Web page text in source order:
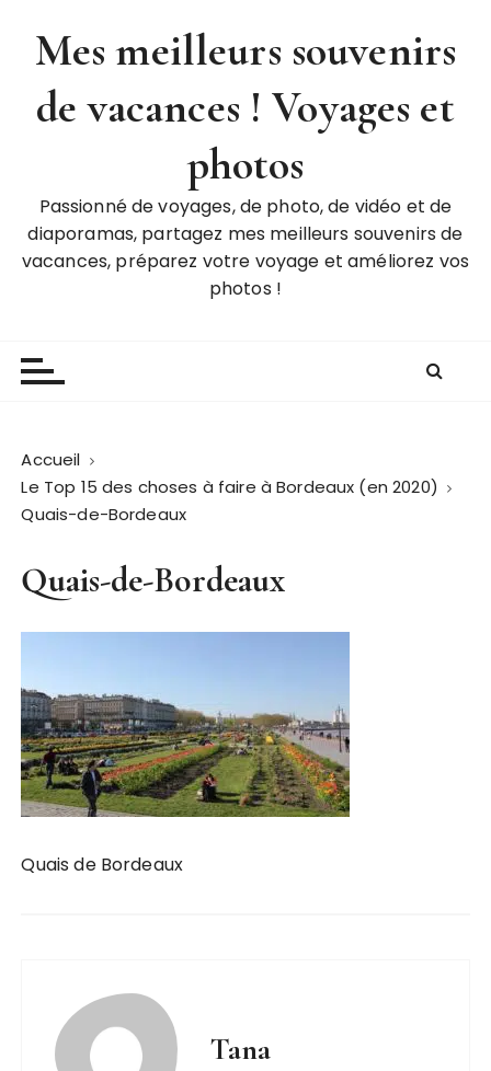
Mes meilleurs souvenirs
de vacances ! Voyages et
photos
Passionné de voyages, de photo, de vidéo et de
diaporamas, partagez mes meilleurs souvenirs de
vacances, préparez votre voyage et améliorez vos
photos !
Accueil
Le Top 15 des choses à faire à Bordeaux (en 2020)
Quais-de-Bordeaux
Quais-de-Bordeaux
Quais de Bordeaux
Tana